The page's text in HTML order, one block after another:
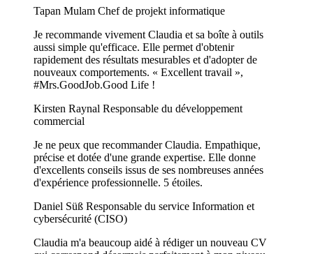
Tapan Mulam Chef de projekt informatique
Je recommande vivement Claudia et sa boîte à outils
aussi simple qu'efficace. Elle permet d'obtenir
rapidement des résultats mesurables et d'adopter de
nouveaux comportements. « Excellent travail »,
#Mrs.GoodJob.Good Life !
Kirsten Raynal Responsable du développement
commercial
Je ne peux que recommander Claudia. Empathique,
précise et dotée d'une grande expertise. Elle donne
d'excellents conseils issus de ses nombreuses années
d'expérience professionnelle. 5 étoiles.
Daniel Süß Responsable du service Information et
cybersécurité (CISO)
Claudia m'a beaucoup aidé à rédiger un nouveau CV